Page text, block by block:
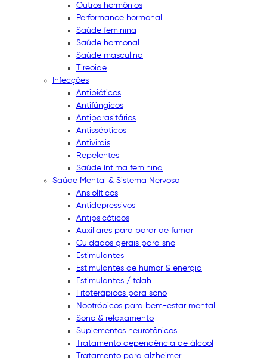
Outros hormônios
Performance hormonal
Saúde feminina
Saúde hormonal
Saúde masculina
Tireoide
Infecções
Antibióticos
Antifúngicos
Antiparasitários
Antissépticos
Antivirais
Repelentes
Saúde íntima feminina
Saúde Mental & Sistema Nervoso
Ansiolíticos
Antidepressivos
Antipsicóticos
Auxiliares para parar de fumar
Cuidados gerais para snc
Estimulantes
Estimulantes de humor & energia
Estimulantes / tdah
Fitoterápicos para sono
Nootrópicos para bem-estar mental
Sono & relaxamento
Suplementos neurotônicos
Tratamento dependência de álcool
Tratamento para alzheimer